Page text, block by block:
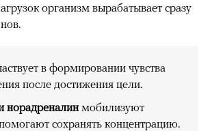
организм вырабатывает сразу
в формировании чувства
после достижения цели.
норадреналинмобилизуют
сохранять концентрацию.